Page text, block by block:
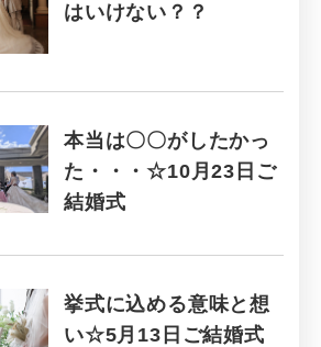
はいけない？？
本当は〇〇がしたかっ
た・・・☆10月23日ご
結婚式
挙式に込める意味と想
い☆5月13日ご結婚式